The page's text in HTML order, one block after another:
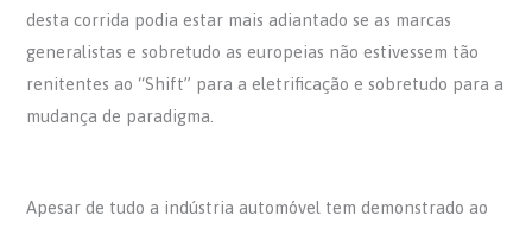
desta corrida podia estar mais adiantado se as marcas
generalistas e sobretudo as europeias não estivessem tão
renitentes ao “Shift” para a eletrificação e sobretudo para a
mudança de paradigma.
Apesar de tudo a indústria automóvel tem demonstrado ao